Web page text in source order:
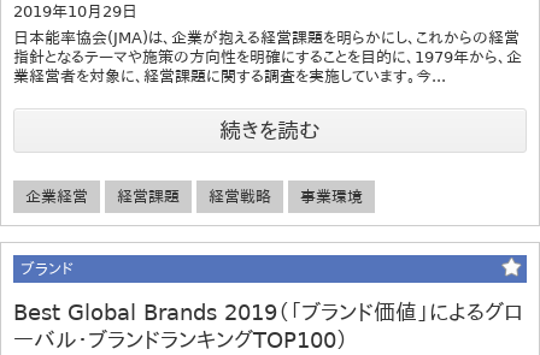
2019年10月29日
日本能率協会(JMA)は、企業が抱える経営課題を明らかにし、これからの経営
指針となるテーマや施策の方向性を明確にすることを目的に、1979年から、企
業経営者を対象に、経営課題に関する調査を実施しています。今...
続きを読む
企業経営 経営課題 経営戦略 事業環境
ブランド
Best Global Brands 2019（「ブランド価値」によるグロ
ーバル・ブランドランキングTOP100）